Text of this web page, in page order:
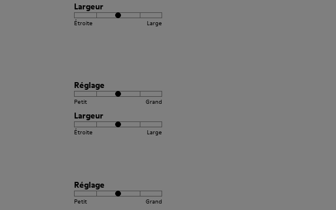
Largeur
Étroite Large
Réglage
Petit Grand
Largeur
Étroite Large
Réglage
Petit Grand